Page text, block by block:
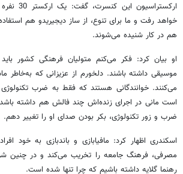
خواهد رفت و ما برای تنوع، از ساز دیجیریدو هم
هم در کار شنیده می‌شوند.
او بیان کرد: فکر می‌کنم متولیان فرهنگی کشور
موسیقی داشته باشند. دلخورم از عزیزانی که به‌خاطر
می‌کنند. خوانندگانی هستند که فقط به ضرب
است مانی در اجرای زنده‌اش چند فالش هم داشته
ضرب و زور تکنولوژی، بکر بودن صدای او را تغییر دهم.
اسکندری اظهار کرد: مافیابازی و باندبازی به خود
مصرفی، فرهنگ جامعه را تخریب می‌کند و در چنین
رهنما گلایه داشته باشیم که چرا تنها شده است.